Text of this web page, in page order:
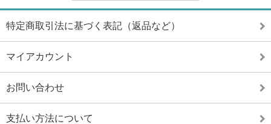
特定商取引法に基づく表記（返品など）
マイアカウント
お問い合わせ
支払い方法について